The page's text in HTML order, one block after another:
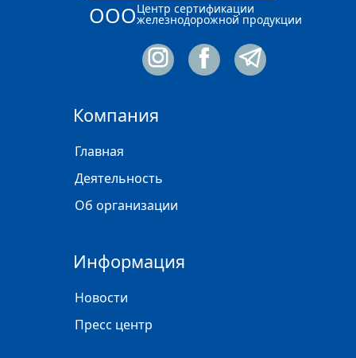
ОООЦентр сертификации
железнодорожной продукции
Компания
Главная
Деятельность
Об организации
Информация
Новости
Пресс центр